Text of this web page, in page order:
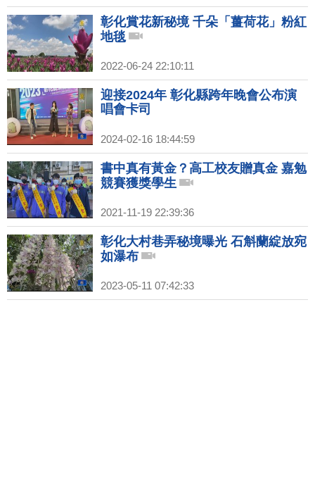
彰化賞花新秘境 千朵「薑荷花」粉紅
地毯
2022-06-24 22:10:11
迎接2024年 彰化縣跨年晚會公布演
唱會卡司
2024-02-16 18:44:59
書中真有黃金？高工校友贈真金 嘉勉
競賽獲獎學生
2021-11-19 22:39:36
彰化大村巷弄秘境曝光 石斛蘭綻放宛
如瀑布
2023-05-11 07:42:33